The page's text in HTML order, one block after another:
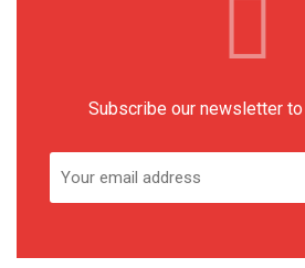
Subscribe our newsletter